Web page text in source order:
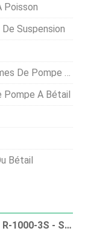
Poisson
Suspension
À Chambre Unique
Pompe À Bétail
Bétail
Eco-Safe - Modèle R-1000-3S - Système De Restaurant